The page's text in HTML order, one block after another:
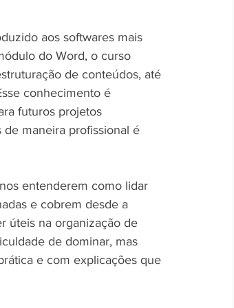
aos softwares mais
do Word, o curso
de conteúdos, até
conhecimento é
futuros projetos
maneira profissional é
entenderem como lidar
e cobrem desde a
úteis na organização de
de dominar, mas
e com explicações que